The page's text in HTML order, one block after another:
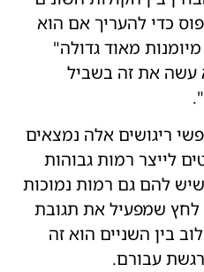
כדי להעריך אם הוא
מאוד גדולה"
עשה את זה בשביל
ריגושים אלה נמצאים
לייצר רמות גבוהות
להם גם רמות נמוכות
לחץ שמפעיל את תגובת
בין השניים הוא זה
עבורם.